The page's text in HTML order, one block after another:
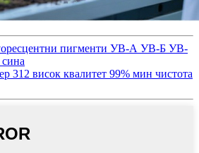
пигменти УВ-А УВ-Б УВ-
312 висок квалитет 99% мин чистота